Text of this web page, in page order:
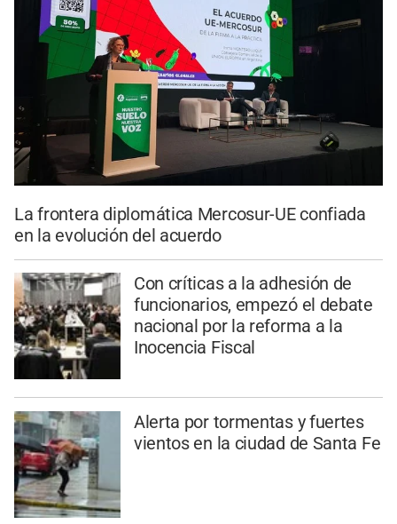
La frontera diplomática Mercosur-UE confiada
en la evolución del acuerdo
Con críticas a la adhesión de
funcionarios, empezó el debate
nacional por la reforma a la
Inocencia Fiscal
Alerta por tormentas y fuertes
vientos en la ciudad de Santa Fe